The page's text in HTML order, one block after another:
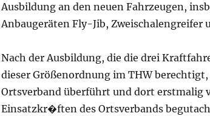
Ausbildung an den neuen Fahrzeugen,
Anbaugeräten Fly-Jib, Zweischalengreifer
Nach der Ausbildung, die die drei
dieser Größenordnung im THW
Ortsverband überführt und dort erstmalig
Einsatzkr�ften des Ortsverbands